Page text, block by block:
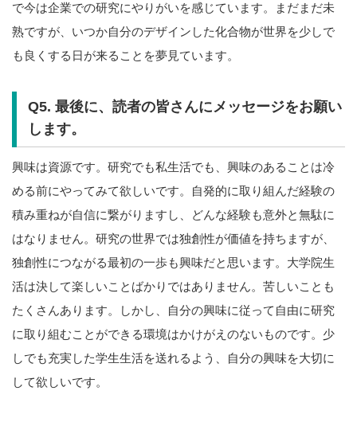
で今は企業での研究にやりがいを感じています。まだまだ未
熟ですが、いつか自分のデザインした化合物が世界を少しで
も良くする日が来ることを夢見ています。
Q5. 最後に、読者の皆さんにメッセージをお願い
します。
興味は資源です。研究でも私生活でも、興味のあることは冷
める前にやってみて欲しいです。自発的に取り組んだ経験の
積み重ねが自信に繋がりますし、どんな経験も意外と無駄に
はなりません。研究の世界では独創性が価値を持ちますが、
独創性につながる最初の一歩も興味だと思います。大学院生
活は決して楽しいことばかりではありません。苦しいことも
たくさんあります。しかし、自分の興味に従って自由に研究
に取り組むことができる環境はかけがえのないものです。少
しでも充実した学生生活を送れるよう、自分の興味を大切に
して欲しいです。